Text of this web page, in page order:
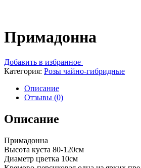
Примадонна
Добавить в избранное
Категория: Розы чайно-гибридные
Описание
Отзывы (0)
Описание
Примадонна
Высота куста 80-120см
Диаметр цветка 10см